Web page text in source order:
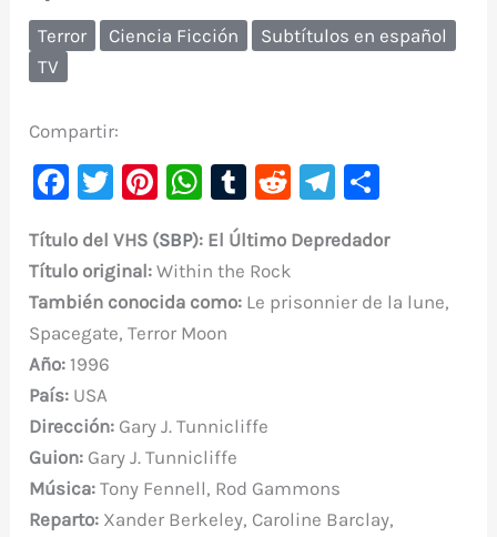
Terror Ciencia Ficción
Subtítulos en español
TV
Compartir:
F
c
e
b
o
o
k
T
it
te
r
Pi
er
e
st
W
at
s
A
T
m
bl
R
d
di
Te
gr
a
m
p
Título del VHS (SBP): El Último Depredador
Título original: Within the Rock
También conocida como: Le prisonnier de la lune,
Spacegate, Terror Moon
Año: 1996
País: USA
Dirección: Gary J. Tunnicliffe
Guion: Gary J. Tunnicliffe
Música: Tony Fennell, Rod Gammons
Reparto: Xander Berkeley, Caroline Barclay,